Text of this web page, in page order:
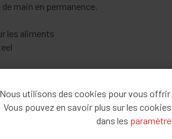
main en permanence.
les aliments
de 30°
hauts .
Nous utilisons des cookies pour vous offrir
Vous pouvez en savoir plus sur les
dans les